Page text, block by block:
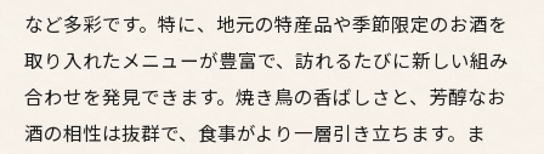
など多彩です。特に、地元の特産品や季節限定のお酒を
取り入れたメニューが豊富で、訪れるたびに新しい組み
合わせを発見できます。焼き鳥の香ばしさと、芳醇なお
酒の相性は抜群で、食事がより一層引き立ちます。ま